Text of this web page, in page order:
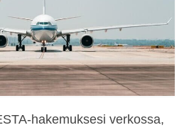
)
(Hollanti)
)
hakemuksesi verkossa,